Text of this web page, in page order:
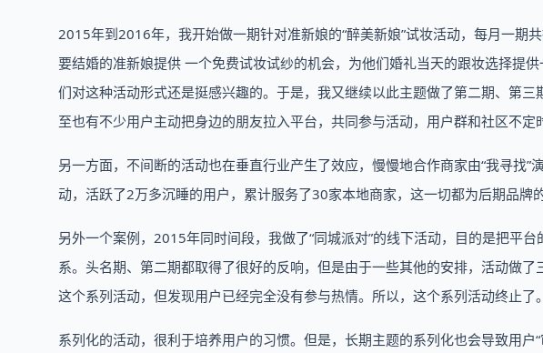
2015年到2016年，我开始做一期针对准新娘的“醉美新娘”试妆活动，每月一期
要结婚的准新娘提供 一个免费试妆试纱的机会，为他们婚礼当天的跟妆选择提
们对这种活动形式还是挺感兴趣的。于是，我又继续以此主题做了第二期、第
至也有不少用户主动把身边的朋友拉入平台，共同参与活动，用户群和社区不定
另一方面，不间断的活动也在垂直行业产生了效应，慢慢地合作商家由“我寻找”
动，活跃了2万多沉睡的用户，累计服务了30家本地商家，这一切都为后期品牌
另外一个案例，2015年同时间段，我做了“同城派对”的线下活动，目的是把平
系。头名期、第二期都取得了很好的反响，但是由于一些其他的安排，活动做
这个系列活动，但发现用户已经完全没有参与热情。所以，这个系列活动终止了。
系列化的活动，很利于培养用户的习惯。但是，长期主题的系列化也会导致用户